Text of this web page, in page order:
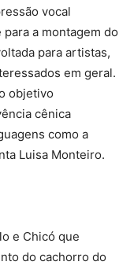
vocal
a montagem do
para artistas,
em geral.
objetivo
cênica
como a
Luisa Monteiro.
e Chicó que
do cachorro do